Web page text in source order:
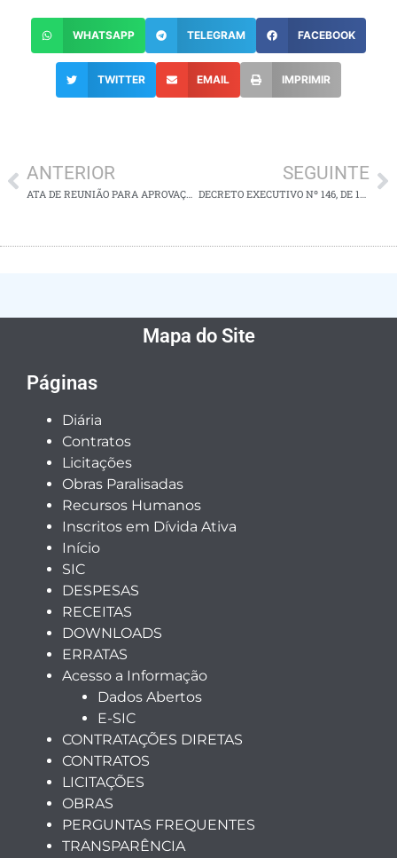
WHATSAPP TELEGRAM FACEBOOK
TWITTER EMAIL IMPRIMIR
ANTERIOR
ATA DE REUNIÃO PARA APROVAÇÃO DO REGIMENTO INTERNO DO CONSELHO MUNICIPAL DE MEIO AMBIENTE (CMMA), 19 DE NOVEMBRO DE 2025
SEGUINTE
DECRETO EXECUTIVO Nº 146, DE 16 DE DEZEMBRO DE 2025
Mapa do Site
Páginas
Diária
Contratos
Licitações
Obras Paralisadas
Recursos Humanos
Inscritos em Dívida Ativa
Início
SIC
DESPESAS
RECEITAS
DOWNLOADS
ERRATAS
Acesso a Informação
Dados Abertos
E-SIC
CONTRATAÇÕES DIRETAS
CONTRATOS
LICITAÇÕES
OBRAS
PERGUNTAS FREQUENTES
TRANSPARÊNCIA